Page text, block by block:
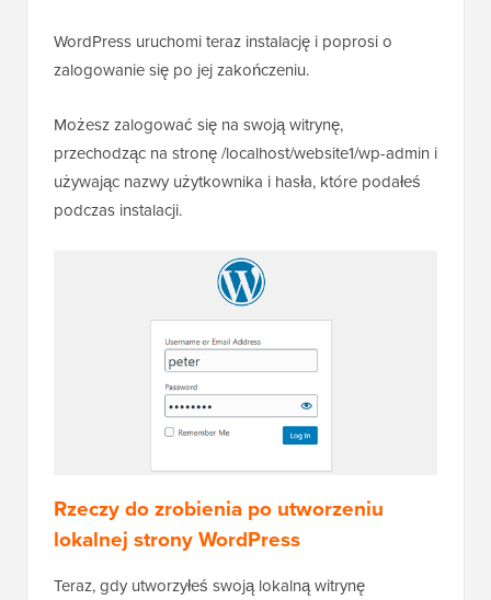
WordPress uruchomi teraz instalację i poprosi o
zalogowanie się po jej zakończeniu.
Możesz zalogować się na swoją witrynę,
przechodząc na stronę /localhost/website1/wp-admin i
używając nazwy użytkownika i hasła, które podałeś
podczas instalacji.
Rzeczy do zrobienia po utworzeniu
lokalnej strony WordPress
Teraz, gdy utworzyłeś swoją lokalną witrynę